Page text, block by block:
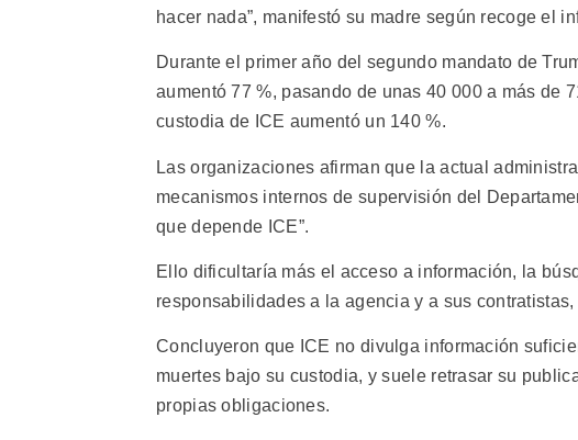
hacer nada”, manifestó su madre según recoge el
Durante el primer año del segundo mandato de
aumentó 77 %, pasando de unas 40 000 a más de
custodia de ICE aumentó un 140 %.
Las organizaciones afirman que la actual
mecanismos internos de supervisión del
que depende ICE”.
Ello dificultaría más el acceso a información, la
responsabilidades a la agencia y a sus
Concluyeron que ICE no divulga información
muertes bajo su custodia, y suele retrasar su
propias obligaciones.